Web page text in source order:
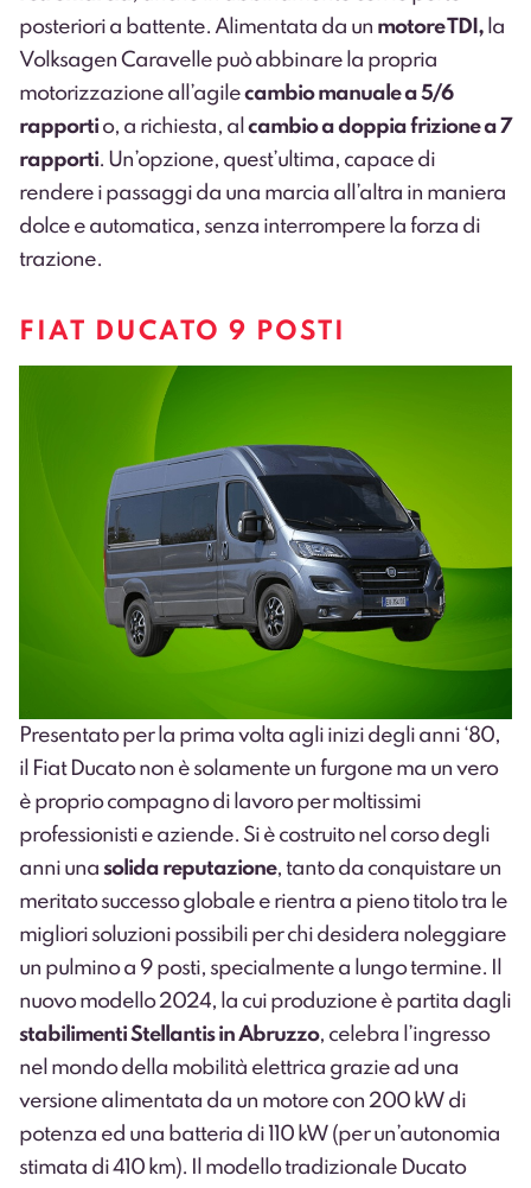
posteriori a battente. Alimentata da un motore TDI, la
Volksagen Caravelle può abbinare la propria
motorizzazione all’agilecambio manuale a 5/6
rapporti o, a richiesta, al cambio a doppia frizione a 7
rapporti. Un’opzione, quest’ultima, capace di
rendere i passaggi da una marcia all’altra in maniera
dolce e automatica, senza interrompere la forza di
trazione.
FIAT DUCATO 9 POSTI
Presentato per la prima volta agli inizi degli anni ‘80,
il Fiat Ducatonon è solamente un furgone ma un vero
è proprio compagno di lavoro per moltissimi
professionisti e aziende. Si è costruito nel corso degli
anni una solida reputazione, tanto da conquistare un
meritato successo globale e rientra a pieno titolo tra le
migliori soluzioni possibili per chi desidera noleggiare
un pulmino a 9 posti, specialmente a lungo termine. Il
nuovo modello 2024, la cui produzione è partita dagli
stabilimenti Stellantis in Abruzzo, celebra l’ingresso
nel mondo della mobilità elettrica grazie ad una
versione alimentata da un motore con 200 kW di
potenza ed una batteria di 110 kW (per un’autonomia
stimata di 410 km). Il modello tradizionale Ducato